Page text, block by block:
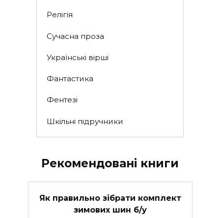
Релігія
Сучасна проза
Українські вірші
Фантастика
Фентезі
Шкільні підручники
Рекомендовані книги
Як правильно зібрати комплект
зимових шин б/у